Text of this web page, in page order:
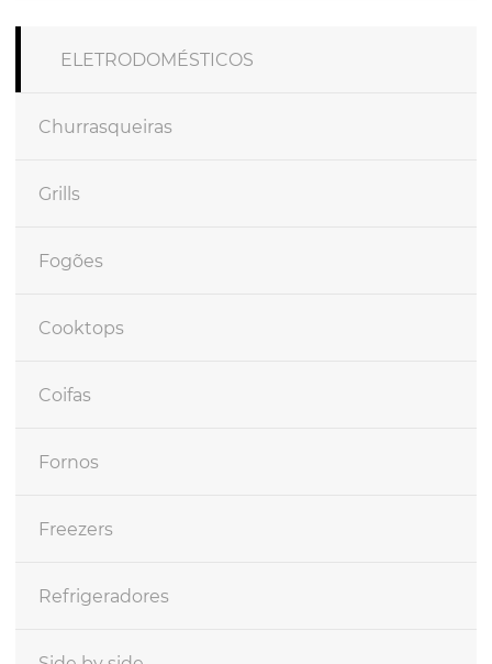
ELETRODOMÉSTICOS
Churrasqueiras
Grills
Fogões
Cooktops
Coifas
Fornos
Freezers
Refrigeradores